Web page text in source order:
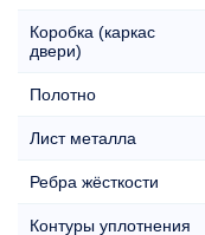
Коробка (каркас
двери)
Полотно
Лист металла
Ребра жёсткости
Контуры уплотнения